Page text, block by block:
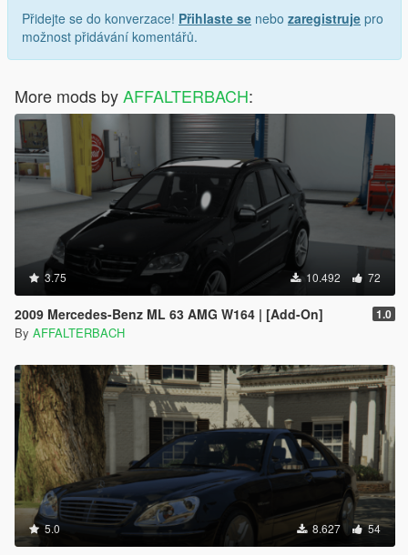
Přidejte se do konverzace! Přihlaste se nebo zaregistruje pro
možnost přidávání komentářů.
More mods byAFFALTERBACH:
3.75 10.492 72
2009 Mercedes-Benz ML 63 AMG W164 | [Add-On] 1.0
By AFFALTERBACH
5.0 8.627 54